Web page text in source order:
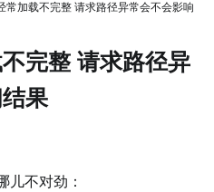
常加载不完整 请求路径异常会不会影响
完整 请求路径异
果
儿不对劲：